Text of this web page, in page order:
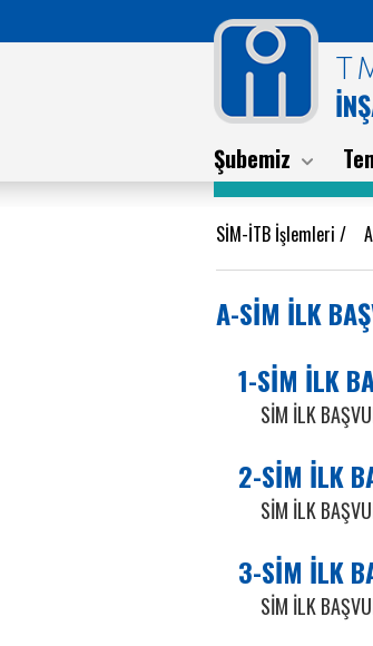
Şubemiz
SİM-İTB İşlemleri /
A-SİM İLK
1-SİM İLK
SİM İLK
2-SİM İLK
SİM İLK
3-SİM İLK
SİM İLK